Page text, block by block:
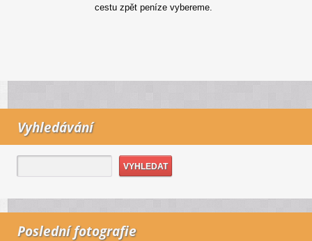
cestu zpět peníze vybereme.
Vyhledávání
Poslední fotografie